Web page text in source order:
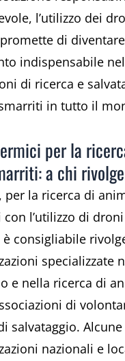
l’utilizzo dei
di
indispensabile
di ricerca e
in tutto il
per la
a chi
per la ricerca di
l’utilizzo di droni
consigliabile
specializzate
e nella ricerca di
di
salvataggio. Alcune
nazionali e